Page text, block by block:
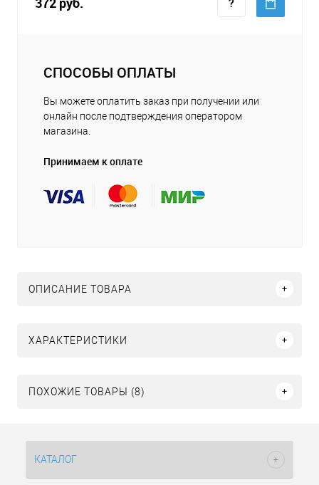
СПОСОБЫ ОПЛАТЫ
Вы можете оплатить заказ при получении или
онлайн после подтверждения оператором
магазина.
Принимаем к оплате
ОПИСАНИЕ ТОВАРА
ХАРАКТЕРИСТИКИ
ПОХОЖИЕ ТОВАРЫ (8)
КАТАЛОГ